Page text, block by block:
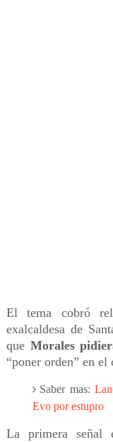
El tema cobró
exalcaldesa de
que Morales
“poner orden” en el
Saber mas:
Evo por estupro
La primera señal